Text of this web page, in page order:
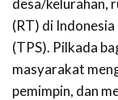
(RT) di
(TPS). Pilkada
masyarakat
pemimpin, dan